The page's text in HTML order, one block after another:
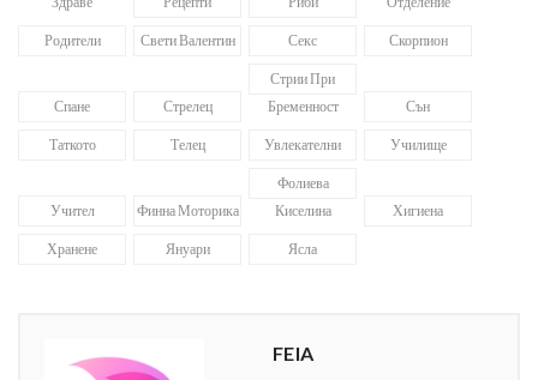
Родители Свети Валентин Секс Скорпион
Спане Стрелец
Стрии При
Бременност
Сън
Таткото Телец Увлекателни Училище
Учител Финна Моторика
Фолиева
Киселина
Хигиена
Хранене Януари Ясла
FEIA